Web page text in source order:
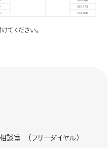
てください。
室 （フリーダイヤル）